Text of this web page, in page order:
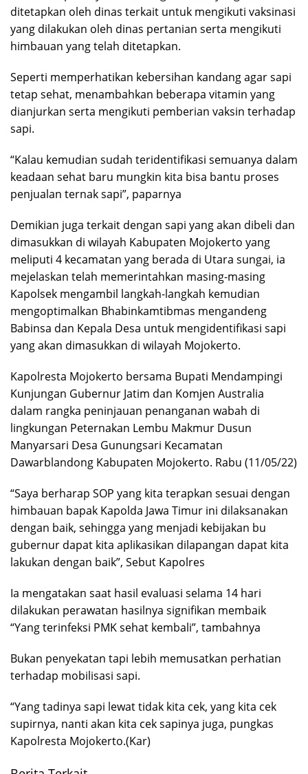
ditetapkan oleh dinas terkait untuk mengikuti vaksinasi
yang dilakukan oleh dinas pertanian serta mengikuti
himbauan yang telah ditetapkan.
Seperti memperhatikan kebersihan kandang agar sapi
tetap sehat, menambahkan beberapa vitamin yang
dianjurkan serta mengikuti pemberian vaksin terhadap
sapi.
“Kalau kemudian sudah teridentifikasi semuanya dalam
keadaan sehat baru mungkin kita bisa bantu proses
penjualan ternak sapi”, paparnya
Demikian juga terkait dengan sapi yang akan dibeli dan
dimasukkan di wilayah Kabupaten Mojokerto yang
meliputi 4 kecamatan yang berada di Utara sungai, ia
mejelaskan telah memerintahkan masing-masing
Kapolsek mengambil langkah-langkah kemudian
mengoptimalkan Bhabinkamtibmas mengandeng
Babinsa dan Kepala Desa untuk mengidentifikasi sapi
yang akan dimasukkan di wilayah Mojokerto.
Kapolresta Mojokerto bersama Bupati Mendampingi
Kunjungan Gubernur Jatim dan Komjen Australia
dalam rangka peninjauan penanganan wabah di
lingkungan Peternakan Lembu Makmur Dusun
Manyarsari Desa Gunungsari Kecamatan
Dawarblandong Kabupaten Mojokerto. Rabu (11/05/22)
“Saya berharap SOP yang kita terapkan sesuai dengan
himbauan bapak Kapolda Jawa Timur ini dilaksanakan
dengan baik, sehingga yang menjadi kebijakan bu
gubernur dapat kita aplikasikan dilapangan dapat kita
lakukan dengan baik”, Sebut Kapolres
Ia mengatakan saat hasil evaluasi selama 14 hari
dilakukan perawatan hasilnya signifikan membaik
“Yang terinfeksi PMK sehat kembali”, tambahnya
Bukan penyekatan tapi lebih memusatkan perhatian
terhadap mobilisasi sapi.
“Yang tadinya sapi lewat tidak kita cek, yang kita cek
supirnya, nanti akan kita cek sapinya juga, pungkas
Kapolresta Mojokerto.(Kar)